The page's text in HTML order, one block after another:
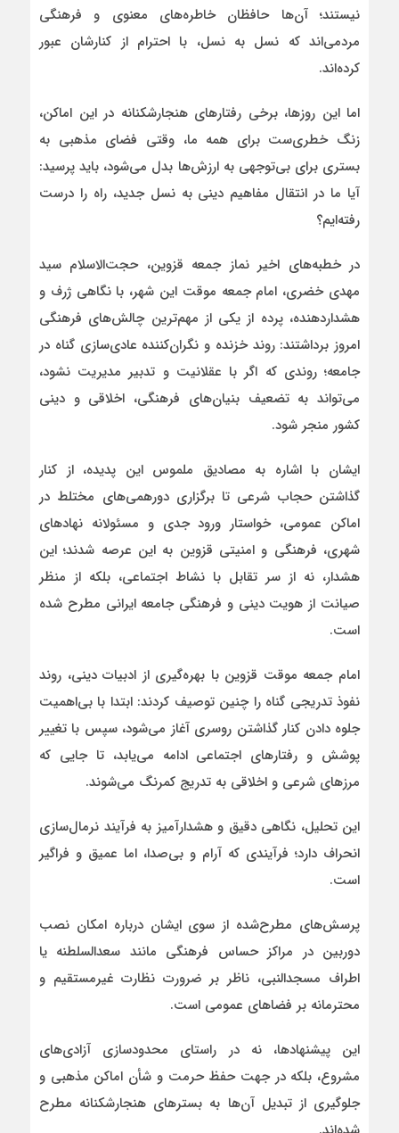
نیستند؛ آن‌ها حافظان خاطره‌های معنوی و فرهنگی
مردمی‌اند که نسل به نسل، با احترام از کنارشان عبور
کرده‌اند.
اما این روزها، برخی رفتارهای هنجارشکنانه در این اماکن،
زنگ خطری‌ست برای همه ما، وقتی فضای مذهبی به
بستری برای بی‌توجهی به ارزش‌ها بدل می‌شود، باید پرسید:
آیا ما در انتقال مفاهیم دینی به نسل جدید، راه را درست
رفته‌ایم؟
در خطبه‌های اخیر نماز جمعه قزوین، حجت‌الاسلام سید
مهدی خضری، امام جمعه موقت این شهر، با نگاهی ژرف و
هشداردهنده، پرده از یکی از مهم‌ترین چالش‌های فرهنگی
امروز برداشتند: روند خزنده و نگران‌کننده عادی‌سازی گناه در
جامعه؛ روندی که اگر با عقلانیت و تدبیر مدیریت نشود،
می‌تواند به تضعیف بنیان‌های فرهنگی، اخلاقی و دینی
کشور منجر شود.
ایشان با اشاره به مصادیق ملموس این پدیده، از کنار
گذاشتن حجاب شرعی تا برگزاری دورهمی‌های مختلط در
اماکن عمومی، خواستار ورود جدی و مسئولانه نهادهای
شهری، فرهنگی و امنیتی قزوین به این عرصه شدند؛ این
هشدار، نه از سر تقابل با نشاط اجتماعی، بلکه از منظر
صیانت از هویت دینی و فرهنگی جامعه ایرانی مطرح شده
است.
امام جمعه موقت قزوین با بهره‌گیری از ادبیات دینی، روند
نفوذ تدریجی گناه را چنین توصیف کردند: ابتدا با بی‌اهمیت
جلوه دادن کنار گذاشتن روسری آغاز می‌شود، سپس با تغییر
پوشش و رفتارهای اجتماعی ادامه می‌یابد، تا جایی که
مرزهای شرعی و اخلاقی به تدریج کمرنگ می‌شوند.
این تحلیل، نگاهی دقیق و هشدارآمیز به فرآیند نرمال‌سازی
انحراف دارد؛ فرآیندی که آرام و بی‌صدا، اما عمیق و فراگیر
است.
پرسش‌های مطرح‌شده از سوی ایشان درباره امکان نصب
دوربین در مراکز حساس فرهنگی مانند سعدالسلطنه یا
اطراف مسجدالنبی، ناظر بر ضرورت نظارت غیرمستقیم و
محترمانه بر فضاهای عمومی است.
این پیشنهادها، نه در راستای محدودسازی آزادی‌های
مشروع، بلکه در جهت حفظ حرمت و شأن اماکن مذهبی و
جلوگیری از تبدیل آن‌ها به بسترهای هنجارشکنانه مطرح